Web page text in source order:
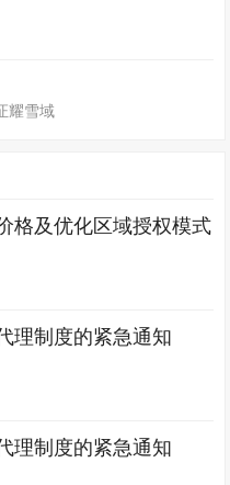
耀雪域
格及优化区域授权模式
理制度的紧急通知
理制度的紧急通知